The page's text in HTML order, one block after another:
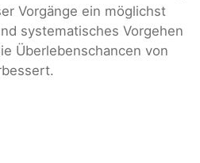
Vorgänge ein möglichst
systematisches Vorgehen
Überlebenschancen von